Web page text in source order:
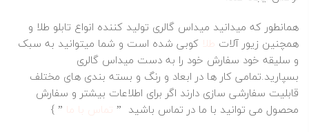
همانطور که میدانید میداس گالری تولید کننده انواع تابلو طلا و
همچنین زیور آلات طلا کوبی شده است و شما میتوانید به سبک
و سلیقه خود سفارش خود را به دست میداس گالری
بسپارید.تمامی کار ها در ابعاد و رنگ و بسته بندی های مختلف
قابلیت سفارشی سازی دارند اگر برای اطلاعات بیشتر و سفارش
محصول می توانید با ما در تماس باشید ” تماس با ما ” }